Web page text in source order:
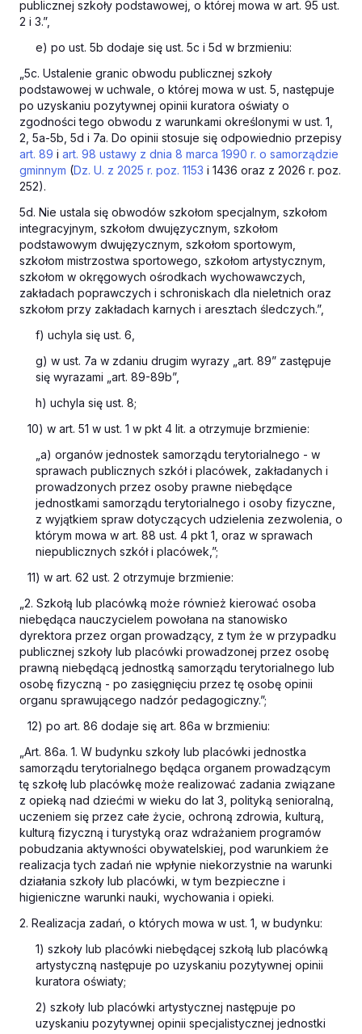
publicznej szkoły podstawowej, o której mowa w art. 95 ust.
2 i 3.”,
e) po ust. 5b dodaje się ust. 5c i 5d w brzmieniu:
„5c. Ustalenie granic obwodu publicznej szkoły
podstawowej w uchwale, o której mowa w ust. 5, następuje
po uzyskaniu pozytywnej opinii kuratora oświaty o
zgodności tego obwodu z warunkami określonymi w ust. 1,
2, 5a-5b, 5d i 7a. Do opinii stosuje się odpowiednio przepisy
art. 89 i art. 98 ustawy z dnia 8 marca 1990 r. o samorządzie
gminnym (Dz. U. z 2025 r. poz. 1153 i 1436 oraz z 2026 r. poz.
252).
5d. Nie ustala się obwodów szkołom specjalnym, szkołom
integracyjnym, szkołom dwujęzycznym, szkołom
podstawowym dwujęzycznym, szkołom sportowym,
szkołom mistrzostwa sportowego, szkołom artystycznym,
szkołom w okręgowych ośrodkach wychowawczych,
zakładach poprawczych i schroniskach dla nieletnich oraz
szkołom przy zakładach karnych i aresztach śledczych.”,
f) uchyla się ust. 6,
g) w ust. 7a w zdaniu drugim wyrazy „art. 89” zastępuje
się wyrazami „art. 89-89b”,
h) uchyla się ust. 8;
10) w art. 51 w ust. 1 w pkt 4 lit. a otrzymuje brzmienie:
„a) organów jednostek samorządu terytorialnego - w
sprawach publicznych szkół i placówek, zakładanych i
prowadzonych przez osoby prawne niebędące
jednostkami samorządu terytorialnego i osoby fizyczne,
z wyjątkiem spraw dotyczących udzielenia zezwolenia, o
którym mowa w art. 88 ust. 4 pkt 1, oraz w sprawach
niepublicznych szkół i placówek,”;
11) w art. 62 ust. 2 otrzymuje brzmienie:
„2. Szkołą lub placówką może również kierować osoba
niebędąca nauczycielem powołana na stanowisko
dyrektora przez organ prowadzący, z tym że w przypadku
publicznej szkoły lub placówki prowadzonej przez osobę
prawną niebędącą jednostką samorządu terytorialnego lub
osobę fizyczną - po zasięgnięciu przez tę osobę opinii
organu sprawującego nadzór pedagogiczny.”;
12) po art. 86 dodaje się art. 86a w brzmieniu:
„Art. 86a. 1. W budynku szkoły lub placówki jednostka
samorządu terytorialnego będąca organem prowadzącym
tę szkołę lub placówkę może realizować zadania związane
z opieką nad dziećmi w wieku do lat 3, polityką senioralną,
uczeniem się przez całe życie, ochroną zdrowia, kulturą,
kulturą fizyczną i turystyką oraz wdrażaniem programów
pobudzania aktywności obywatelskiej, pod warunkiem że
realizacja tych zadań nie wpłynie niekorzystnie na warunki
działania szkoły lub placówki, w tym bezpieczne i
higieniczne warunki nauki, wychowania i opieki.
2. Realizacja zadań, o których mowa w ust. 1, w budynku:
1) szkoły lub placówki niebędącej szkołą lub placówką
artystyczną następuje po uzyskaniu pozytywnej opinii
kuratora oświaty;
2) szkoły lub placówki artystycznej następuje po
uzyskaniu pozytywnej opinii specjalistycznej jednostki